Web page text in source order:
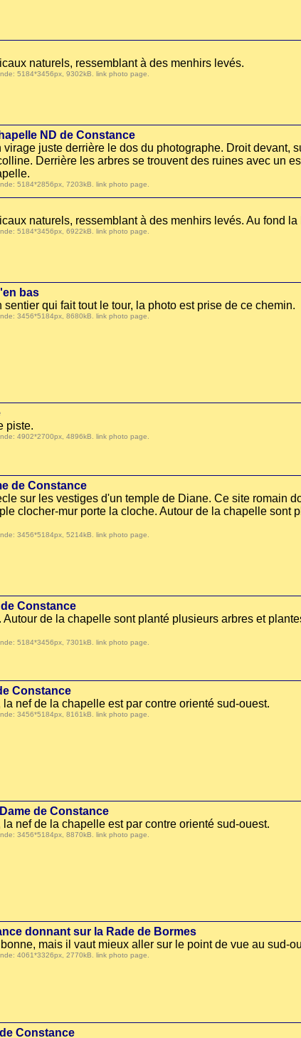
naturels, ressemblant à des menhirs levés.
5184*3456px, 9302kB. link photo page
ND de Constance
juste derrière le dos du photographe. Droit devant,
Derrière les arbres se trouvent des ruines avec un
5184*2856px, 7203kB. link photo page
naturels, ressemblant à des menhirs levés. Au fond
5184*3456px, 6922kB. link photo page
bas
qui fait tout le tour, la photo est prise de ce chemin.
3456*5184px, 8680kB. link photo page
piste.
4902*2700px, 4896kB. link photo page
de Constance
sur les vestiges d'un temple de Diane. Ce site romain
clocher-mur porte la cloche. Autour de la chapelle sont
3456*5184px, 5214kB. link photo page
Constance
de la chapelle sont planté plusieurs arbres et
5184*3456px, 7301kB. link photo page
Constance
nef de la chapelle est par contre orienté sud-ouest.
3456*5184px, 8161kB. link photo page
de Constance
nef de la chapelle est par contre orienté sud-ouest.
3456*5184px, 8870kB. link photo page
donnant sur la Rade de Bormes
mais il vaut mieux aller sur le point de vue au sud-
4061*3326px, 2770kB. link photo page
Constance